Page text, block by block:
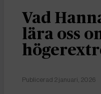
Vad
lära oss
Publicerad 2 januari, 2026